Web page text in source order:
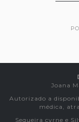
Joana
Autorizado a
médica,
Sequeira cyrne e